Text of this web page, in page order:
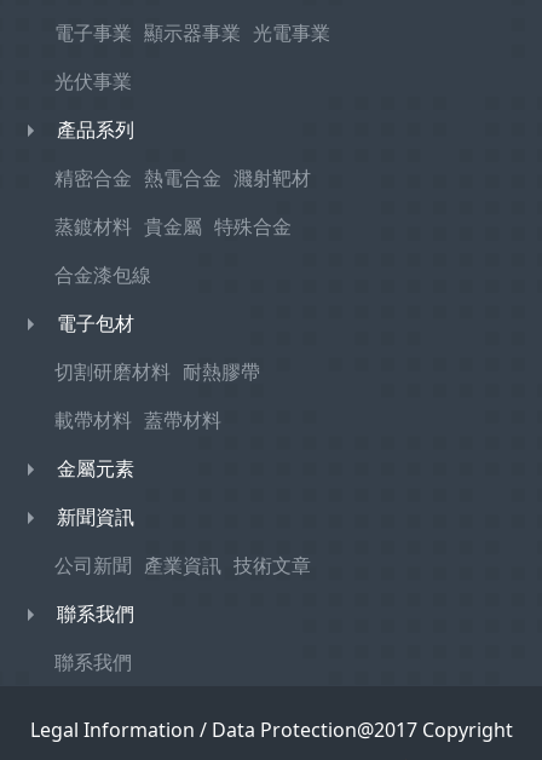
電子事業 顯示器事業 光電事業
光伏事業
產品系列
精密合金 熱電合金 濺射靶材
蒸鍍材料 貴金屬 特殊合金
合金漆包線
電子包材
切割研磨材料 耐熱膠帶
載帶材料 蓋帶材料
金屬元素
新聞資訊
公司新聞 產業資訊 技術文章
聯系我們
聯系我們
Legal Information / Data Protection@2017 Copyright